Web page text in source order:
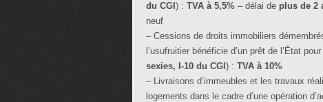
du CGI ) : TVA à 5,5% – délai de plus de 2
neuf
– Cessions de droits immobiliers
l’usufruitier bénéficie d’un prêt de l’État
sexies, I-10 du CGI ) : TVA à 10%
– Livraisons d’immeubles et les travaux
logements dans le cadre d’une opération